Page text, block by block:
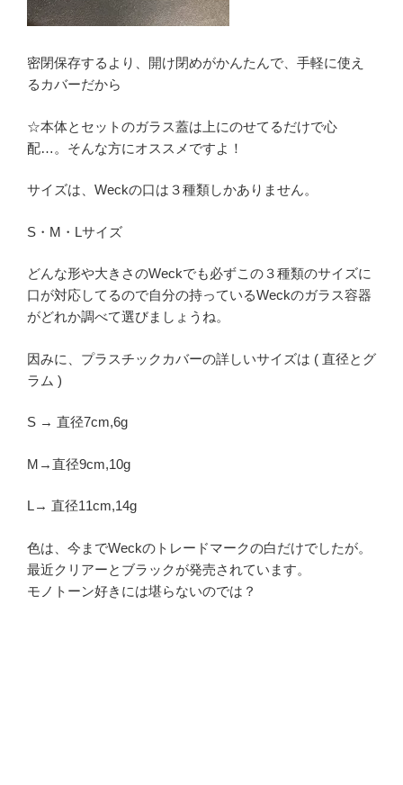
密閉保存するより、開け閉めがかんたんで、手軽に使え
るカバーだから
☆本体とセットのガラス蓋は上にのせてるだけで心
配…。そんな方にオススメですよ！
サイズは、Weckの口は３種類しかありません。
S・M・Lサイズ
どんな形や大きさのWeckでも必ずこの３種類のサイズに
口が対応してるので自分の持っているWeckのガラス容器
がどれか調べて選びましょうね。
因みに、プラスチックカバーの詳しいサイズは ( 直径とグ
ラム )
S → 直径7cm,6g
M→直径9cm,10g
L→ 直径11cm,14g
色は、今までWeckのトレードマークの白だけでしたが。
最近クリアーとブラックが発売されています。
モノトーン好きには堪らないのでは？